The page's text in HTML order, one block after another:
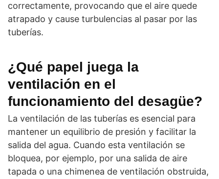
correctamente, provocando que el aire quede
atrapado y cause turbulencias al pasar por las
tuberías.
¿Qué papel juega la
ventilación en el
funcionamiento del desagüe?
La ventilación de las tuberías es esencial para
mantener un equilibrio de presión y facilitar la
salida del agua. Cuando esta ventilación se
bloquea, por ejemplo, por una salida de aire
tapada o una chimenea de ventilación obstruida,